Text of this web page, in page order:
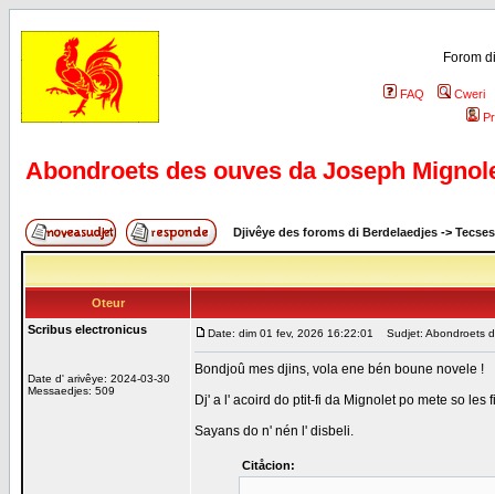
Forom
FAQ
Cweri
Abondroets des ouves da Joseph
Djivêye des foroms di Berdelaedjes ->
Oteur
Scribus electronicus
Date d' arivêye: 2024-03-30
Messaedjes: 509
Date: dim 01 fev, 2026 16:22:01 Sudjet: Abondroets
Bondjoû mes djins, vola ene bén boune novele !
Dj' a l' acoird do ptit-fi da Mignolet po mete so les
Sayans do n' nén l' disbeli.
Citåcion: